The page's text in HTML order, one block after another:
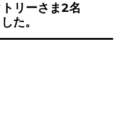
リーさま2名
た。